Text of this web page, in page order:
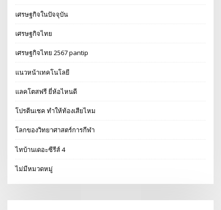
เศรษฐกิจในปัจจุบัน
เศรษฐกิจไทย
เศรษฐกิจไทย 2567 pantip
แนวหน้าเทคโนโลยี
แลคโตสฟรี ยี่ห้อไหนดี
โปรตีนเชค ทำให้ท้องเสียไหม
โลกของวิทยาศาสตร์การกีฬา
ไทบ้านเดอะซีรีส์ 4
ไม่มีหมวดหมู่